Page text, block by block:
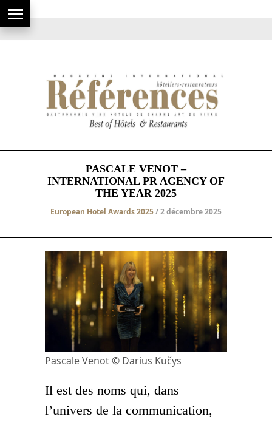
PASCALE VENOT –
INTERNATIONAL PR AGENCY OF
THE YEAR 2025
European Hotel Awards 2025/ 2 décembre 2025
Pascale Venot © Darius Kučys
Il est des noms qui, dans
l’univers de la communication,